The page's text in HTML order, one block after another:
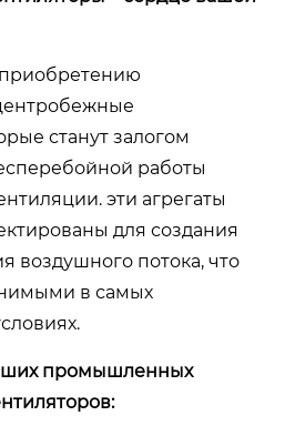
станут залогом
работы
эти агрегаты
для создания
воздушного потока, что
в самых
промышленных